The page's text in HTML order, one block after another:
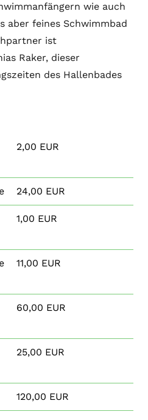
wie auch
aber feines Schwimmbad
ist
Raker, dieser
des Hallenbades
2,00 EUR
24,00 EUR
1,00 EUR
11,00 EUR
60,00 EUR
25,00 EUR
120,00 EUR